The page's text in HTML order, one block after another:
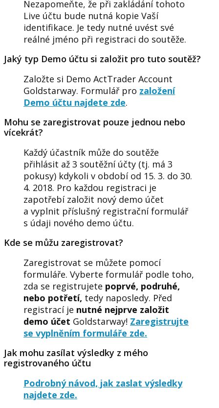
Nezapomeňte, že při zakládání tohoto
Live účtu bude nutná kopie Vaší
identifikace. Je tedy nutné uvést své
reálné jméno při registraci do soutěže.
Jaký typ Demo účtu si založit pro tuto soutěž?
Založte si Demo ActTrader Account
Goldstarway. Formulář pro založení
Demo účtu najdete zde.
Mohu se zaregistrovat pouze jednou nebo
vícekrát?
Každý účastník může do soutěže
přihlásit až 3 soutěžní účty (tj. má 3
pokusy) kdykoli v období od 15. 3. do 30.
4. 2018. Pro každou registraci je
zapotřebí založit nový demo účet
a vyplnit příslušný registrační formulář
s údaji nového demo účtu.
Kde se můžu zaregistrovat?
Zaregistrovat se můžete pomocí
formuláře. Vyberte formulář podle toho,
zda se registrujete poprvé, podruhé,
nebo potřetí, tedy naposledy. Před
registrací je nutné nejprve založit
demo účet Goldstarway! Zaregistrujte
se vyplněním formuláře zde.
Jak mohu zasílat výsledky z mého
registrovaného účtu
Podrobný návod, jak zaslat výsledky
najdete zde.